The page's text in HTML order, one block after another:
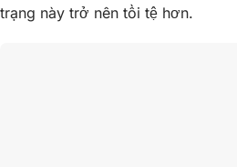
trạng này trở nên tồi tệ hơn.